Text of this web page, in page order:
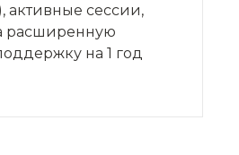
активные сессии,
расширенную
на 1 год